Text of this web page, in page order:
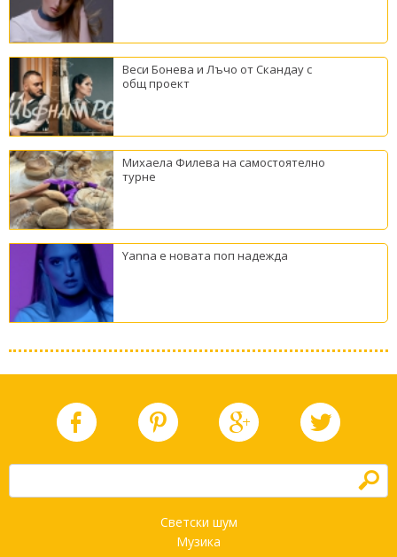
Веси Бонева и Лъчо от Скандау с
общ проект
Михаела Филева на самостоятелно
турне
Yanna е новата поп надежда
h
Светски шум
Музика